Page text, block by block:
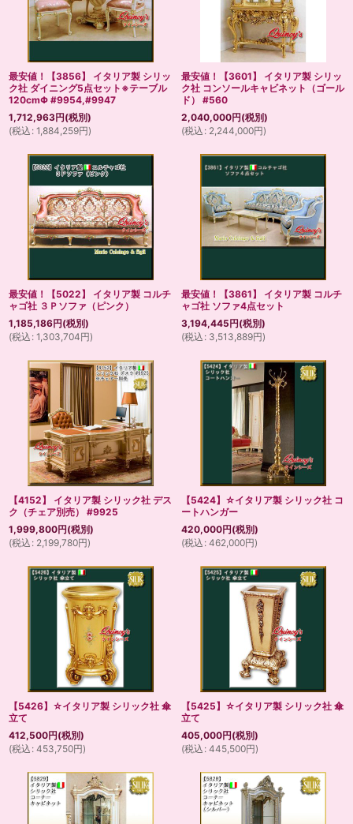
最安値！【3856】 イタリア製 シリッ
ク社 ダイニング5点セット※テーブル
120cmΦ #9954,#9947
1,712,963円(税別)
(税込 : 1,884,259円)
最安値！【3601】 イタリア製 シリッ
ク社 コンソールキャビネット（ゴール
ド） #560
2,040,000円(税別)
(税込 : 2,244,000円)
最安値！【5022】 イタリア製 コルチ
ャゴ社 ３Ｐソファ（ピンク）
1,185,186円(税別)
(税込 : 1,303,704円)
最安値！【3861】 イタリア製 コルチ
ャゴ社 ソファ4点セット
3,194,445円(税別)
(税込 : 3,513,889円)
【4152】 イタリア製 シリック社 デス
ク（チェア別売） #9925
1,999,800円(税別)
(税込 : 2,199,780円)
【5424】☆イタリア製 シリック社 コ
ートハンガー
420,000円(税別)
(税込 : 462,000円)
【5426】☆イタリア製 シリック社 傘
立て
412,500円(税別)
(税込 : 453,750円)
【5425】☆イタリア製 シリック社 傘
立て
405,000円(税別)
(税込 : 445,500円)